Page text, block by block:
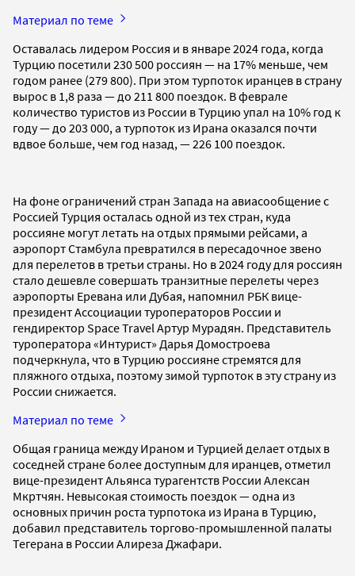
Материал по теме
Оставалась лидером Россия и в январе 2024 года, когда
Турцию посетили 230 500 россиян — на 17% меньше, чем
годом ранее (279 800). При этом турпоток иранцев в страну
вырос в 1,8 раза — до 211 800 поездок. В феврале
количество туристов из России в Турцию упал на 10% год к
году — до 203 000, а турпоток из Ирана оказался почти
вдвое больше, чем год назад, — 226 100 поездок.
На фоне ограничений стран Запада на авиасообщение с
Россией Турция осталась одной из тех стран, куда
россияне могут летать на отдых прямыми рейсами, а
аэропорт Стамбула превратился в пересадочное звено
для перелетов в третьи страны. Но в 2024 году для россиян
стало дешевле совершать транзитные перелеты через
аэропорты Еревана или Дубая, напомнил РБК вице-
президент Ассоциации туроператоров России и
гендиректор Space Travel Артур Мурадян. Представитель
туроператора «Интурист» Дарья Домостроева
подчеркнула, что в Турцию россияне стремятся для
пляжного отдыха, поэтому зимой турпоток в эту страну из
России снижается.
Материал по теме
Общая граница между Ираном и Турцией делает отдых в
соседней стране более доступным для иранцев, отметил
вице-президент Альянса турагентств России Алексан
Мкртчян. Невысокая стоимость поездок — одна из
основных причин роста турпотока из Ирана в Турцию,
добавил представитель торгово-промышленной палаты
Тегерана в России Алиреза Джафари.